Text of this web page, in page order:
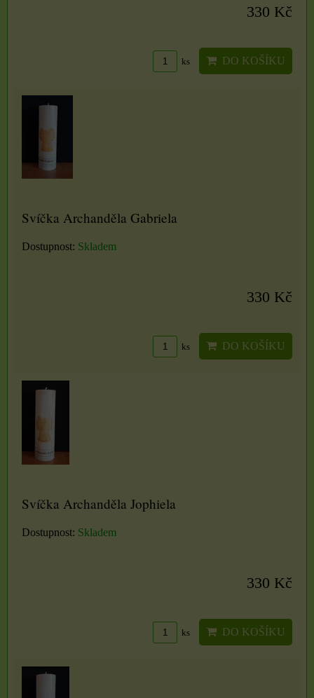
330 Kč
ks DO KOŠÍKU
Svíčka Archanděla Gabriela
Dostupnost: Skladem
330 Kč
ks DO KOŠÍKU
Svíčka Archanděla Jophiela
Dostupnost: Skladem
330 Kč
ks DO KOŠÍKU